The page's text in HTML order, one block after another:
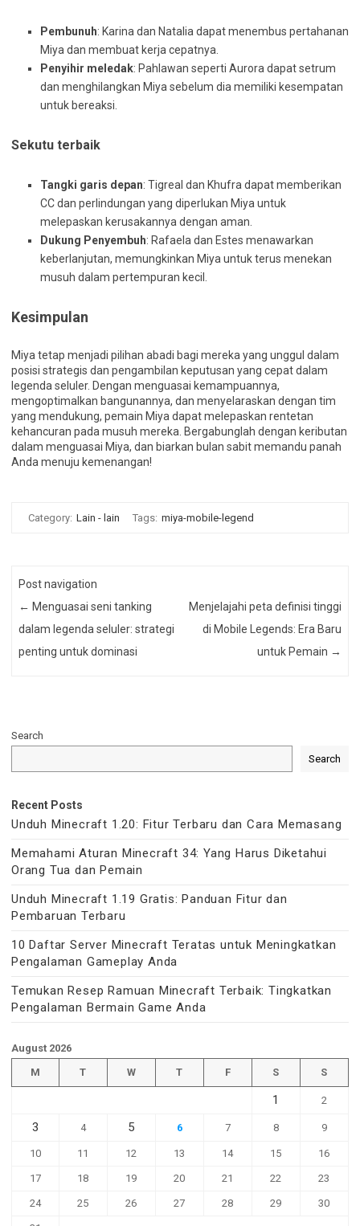
Pembunuh: Karina dan Natalia dapat menembus pertahanan
Miya dan membuat kerja cepatnya.
Penyihir meledak: Pahlawan seperti Aurora dapat setrum
dan menghilangkan Miya sebelum dia memiliki kesempatan
untuk bereaksi.
Sekutu terbaik
Tangki garis depan: Tigreal dan Khufra dapat memberikan
CC dan perlindungan yang diperlukan Miya untuk
melepaskan kerusakannya dengan aman.
Dukung Penyembuh: Rafaela dan Estes menawarkan
keberlanjutan, memungkinkan Miya untuk terus menekan
musuh dalam pertempuran kecil.
Kesimpulan
Miya tetap menjadi pilihan abadi bagi mereka yang unggul dalam
posisi strategis dan pengambilan keputusan yang cepat dalam
legenda seluler. Dengan menguasai kemampuannya,
mengoptimalkan bangunannya, dan menyelaraskan dengan tim
yang mendukung, pemain Miya dapat melepaskan rentetan
kehancuran pada musuh mereka. Bergabunglah dengan keributan
dalam menguasai Miya, dan biarkan bulan sabit memandu panah
Anda menuju kemenangan!
Category: Lain - lain Tags: miya-mobile-legend
Post navigation
← Menguasai seni tanking
dalam legenda seluler: strategi
penting untuk dominasi
Menjelajahi peta definisi tinggi
di Mobile Legends: Era Baru
untuk Pemain →
Search
Search
Recent Posts
Unduh Minecraft 1.20: Fitur Terbaru dan Cara Memasang
Memahami Aturan Minecraft 34: Yang Harus Diketahui
Orang Tua dan Pemain
Unduh Minecraft 1.19 Gratis: Panduan Fitur dan
Pembaruan Terbaru
10 Daftar Server Minecraft Teratas untuk Meningkatkan
Pengalaman Gameplay Anda
Temukan Resep Ramuan Minecraft Terbaik: Tingkatkan
Pengalaman Bermain Game Anda
August 2026
M
T W T F S S
1 2
3 4 5 6 7 8 9
10 11 12 13 14 15 16
17 18 19 20 21 22 23
24 25 26 27 28 29 30